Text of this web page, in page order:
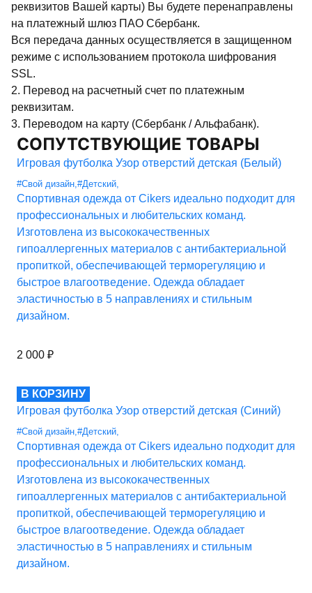
реквизитов Вашей карты) Вы будете перенаправлены
на платежный шлюз ПАО Сбербанк.
Вся передача данных осуществляется в защищенном
режиме с использованием протокола шифрования
SSL.
2. Перевод на расчетный счет по платежным
реквизитам.
3. Переводом на карту (Сбербанк / Альфабанк).
СОПУТСТВУЮЩИЕ ТОВАРЫ
Игровая футболка Узор отверстий детская (Белый)
#Свой дизайн,#Детский,
Спортивная одежда от Cikers идеально подходит для
профессиональных и любительских команд.
Изготовлена из высококачественных
гипоаллергенных материалов с антибактериальной
пропиткой, обеспечивающей терморегуляцию и
быстрое влагоотведение. Одежда обладает
эластичностью в 5 направлениях и стильным
дизайном.
2 000 ₽
В КОРЗИНУ
Игровая футболка Узор отверстий детская (Синий)
#Свой дизайн,#Детский,
Спортивная одежда от Cikers идеально подходит для
профессиональных и любительских команд.
Изготовлена из высококачественных
гипоаллергенных материалов с антибактериальной
пропиткой, обеспечивающей терморегуляцию и
быстрое влагоотведение. Одежда обладает
эластичностью в 5 направлениях и стильным
дизайном.